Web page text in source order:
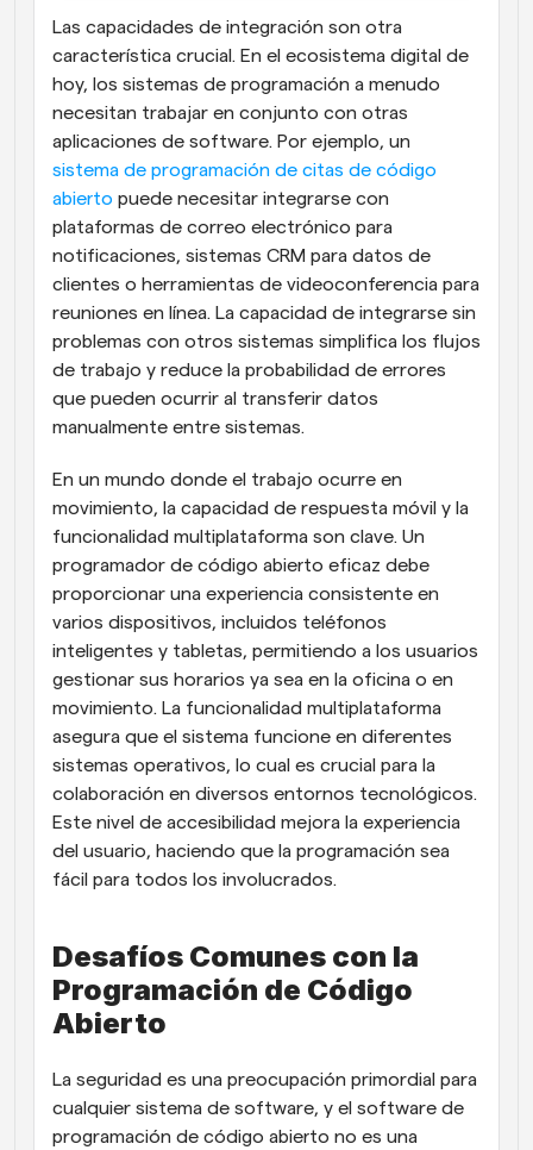
Las capacidades de integración son otra
característica crucial. En el ecosistema digital de
hoy, los sistemas de programación a menudo
necesitan trabajar en conjunto con otras
aplicaciones de software. Por ejemplo, un
sistema de programación de citas de código
abierto puede necesitar integrarse con
plataformas de correo electrónico para
notificaciones, sistemas CRM para datos de
clientes o herramientas de videoconferencia para
reuniones en línea. La capacidad de integrarse sin
problemas con otros sistemas simplifica los flujos
de trabajo y reduce la probabilidad de errores
que pueden ocurrir al transferir datos
manualmente entre sistemas.
En un mundo donde el trabajo ocurre en
movimiento, la capacidad de respuesta móvil y la
funcionalidad multiplataforma son clave. Un
programador de código abierto eficaz debe
proporcionar una experiencia consistente en
varios dispositivos, incluidos teléfonos
inteligentes y tabletas, permitiendo a los usuarios
gestionar sus horarios ya sea en la oficina o en
movimiento. La funcionalidad multiplataforma
asegura que el sistema funcione en diferentes
sistemas operativos, lo cual es crucial para la
colaboración en diversos entornos tecnológicos.
Este nivel de accesibilidad mejora la experiencia
del usuario, haciendo que la programación sea
fácil para todos los involucrados.
Desafíos Comunes con la
Programación de Código
Abierto
La seguridad es una preocupación primordial para
cualquier sistema de software, y el software de
programación de código abierto no es una